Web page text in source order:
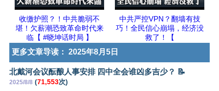
收缴护照？！中共脆弱不
堪！欠薪潮恐致革命时代来
临【 #晓坤话时局 】
中共严控VPN？翻墙有技
巧！全民信心崩塌，经济没
救了！【
更多文章导读： 2025年8月5日
北戴河会议酝酿人事安排 四中全会谁凶多吉少？ 📝
2025/8/8 (71,553次)